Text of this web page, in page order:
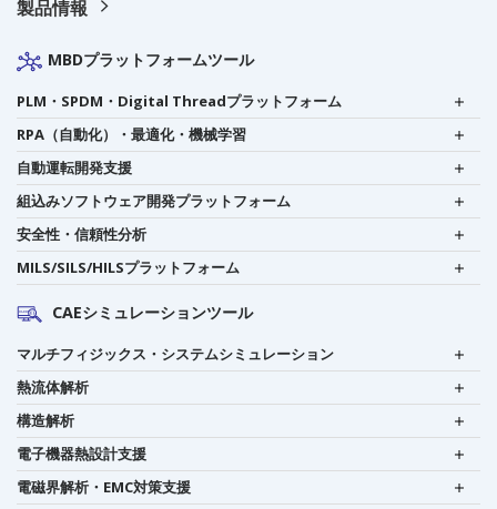
製品情報
MBDプラットフォームツール
PLM・SPDM・Digital Threadプラットフォーム
RPA（自動化）・最適化・機械学習
自動運転開発支援
組込みソフトウェア開発プラットフォーム
安全性・信頼性分析
MILS/SILS/HILSプラットフォーム
CAEシミュレーションツール
マルチフィジックス・システムシミュレーション
熱流体解析
構造解析
電子機器熱設計支援
電磁界解析・EMC対策支援